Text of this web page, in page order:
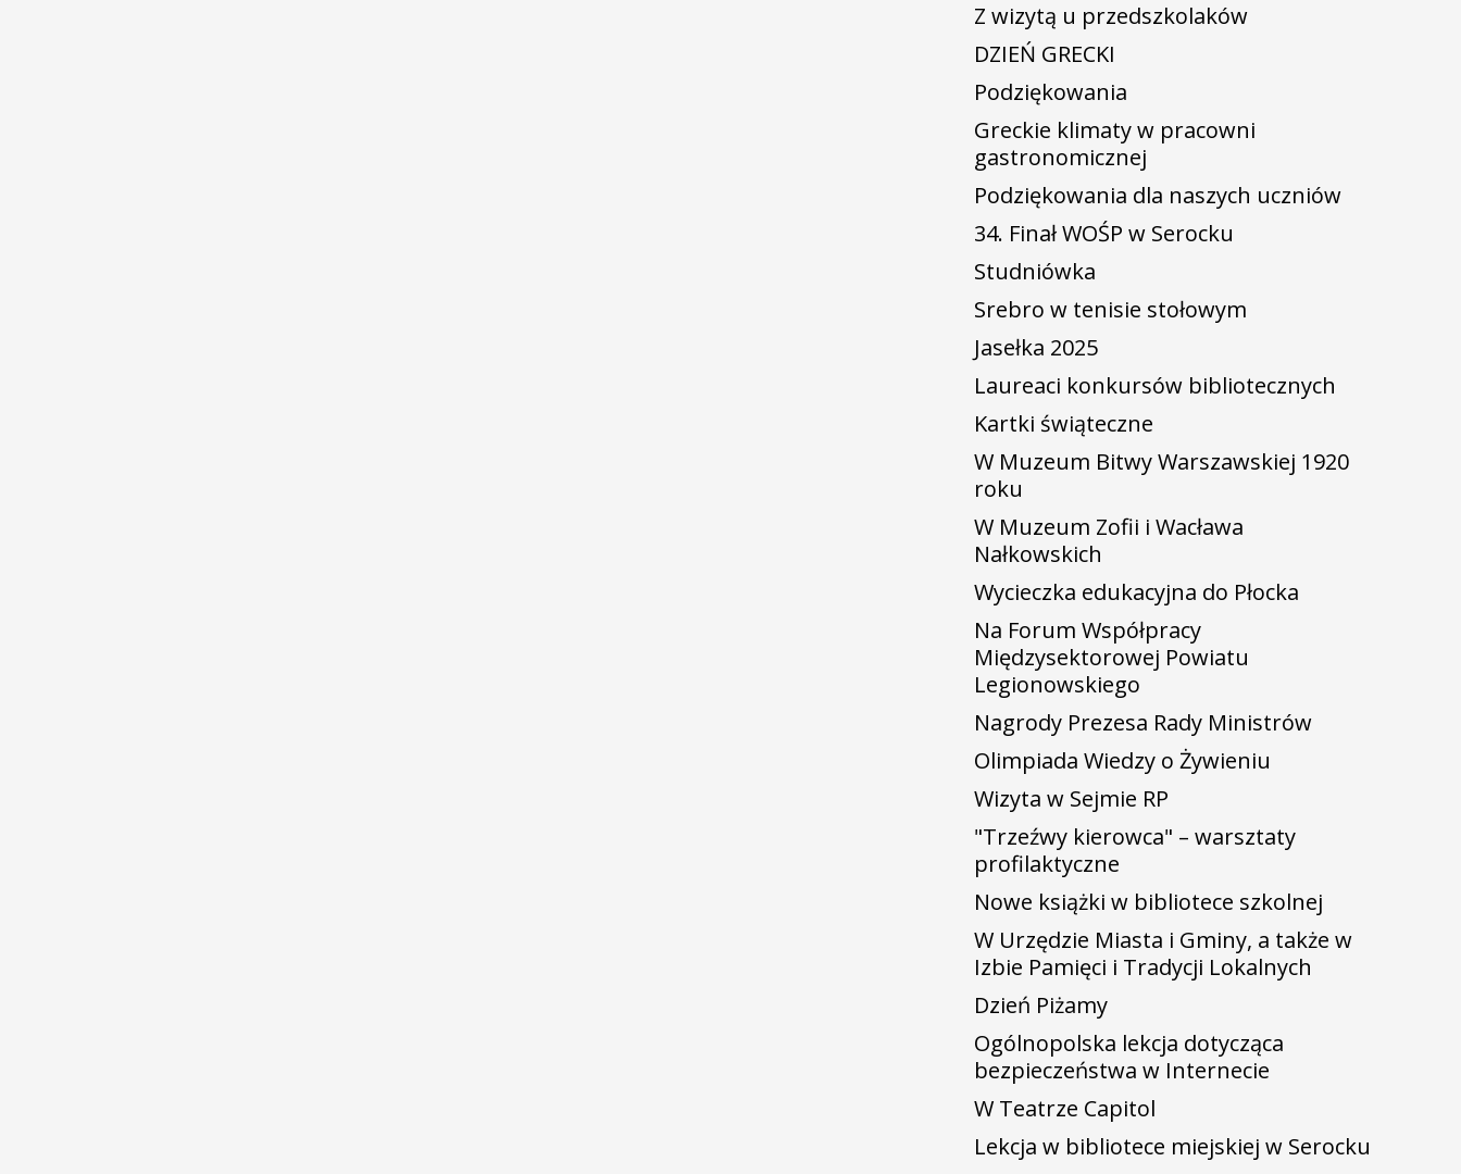
Z wizytą u przedszkolaków
DZIEŃ GRECKI
Podziękowania
Greckie klimaty w pracowni
gastronomicznej
Podziękowania dla naszych uczniów
34. Finał WOŚP w Serocku
Studniówka
Srebro w tenisie stołowym
Jasełka 2025
Laureaci konkursów bibliotecznych
Kartki świąteczne
W Muzeum Bitwy Warszawskiej 1920
roku
W Muzeum Zofii i Wacława
Nałkowskich
Wycieczka edukacyjna do Płocka
Na Forum Współpracy
Międzysektorowej Powiatu
Legionowskiego
Nagrody Prezesa Rady Ministrów
Olimpiada Wiedzy o Żywieniu
Wizyta w Sejmie RP
"Trzeźwy kierowca" – warsztaty
profilaktyczne
Nowe książki w bibliotece szkolnej
W Urzędzie Miasta i Gminy, a także w
Izbie Pamięci i Tradycji Lokalnych
Dzień Piżamy
Ogólnopolska lekcja dotycząca
bezpieczeństwa w Internecie
W Teatrze Capitol
Lekcja w bibliotece miejskiej w Serocku